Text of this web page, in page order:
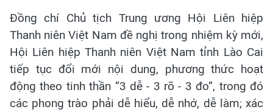
Đồng chí Chủ tịch Trung ương Hội Liên hiệp
Thanh niên Việt Nam đề nghị trong nhiệm kỳ mới,
Hội Liên hiệp Thanh niên Việt Nam tỉnh Lào Cai
tiếp tục đổi mới nội dung, phương thức hoạt
động theo tinh thần “3 dễ - 3 rõ - 3 đo”, trong đó
các phong trào phải dễ hiểu, dễ nhớ, dễ làm; xác